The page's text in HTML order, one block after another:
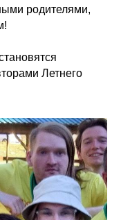
родителями,
Летнего